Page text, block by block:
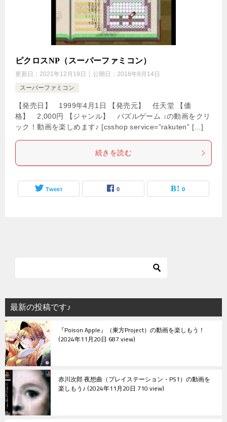
ピクロスNP（スーパーファミコン）
更新日： 2021年12月19日 公開日： 2018年8月14日
スーパーファミコン
【発売日】 1999年4月1日 【発売元】 任天堂 【価
格】 2,000円 【ジャンル】 パズルゲーム ↓の動画をクリ
ック！動画を楽しめます♪ [csshop service=”rakuten” […]
続きを読む
Tweet 0 0
最新の投稿です♪
『Poison Apple』（東方Project）の動画を楽しもう！
2024年11月20日 687 view
赤川次郎 夜想曲（プレイステーション・PS1）の動画を
楽しもう♪ 2024年11月20日 710 view